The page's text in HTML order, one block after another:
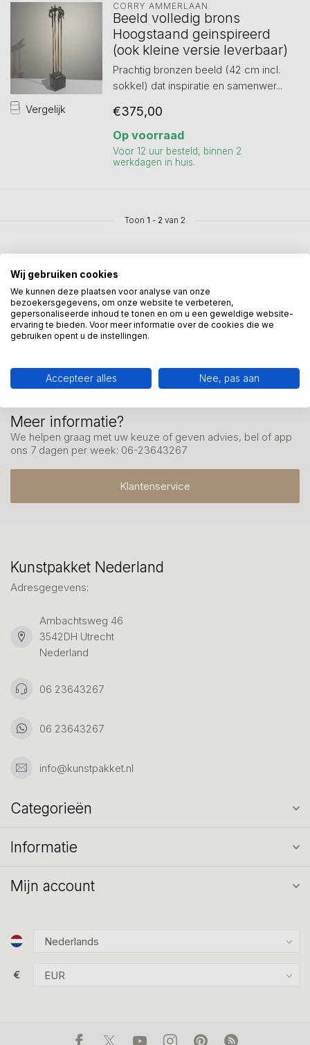
Vergelijk
CORRY AMMERLAAN
Beeld volledig brons
Hoogstaand geinspireerd
(ook kleine versie leverbaar)
Prachtig bronzen beeld (42 cm incl.
sokkel) dat inspiratie en samenwer...
€375,00
Op voorraad
Voor 12 uur besteld, binnen 2
werkdagen in huis.
Toon 1 - 2 van 2
Meer informatie?
We helpen graag met uw keuze of geven advies, bel of app
ons 7 dagen per week: 06-23643267
Klantenservice
Mis onze nieuwsbrief niet
Schrijf je in en ontvang onze nieuwe aanbiedingen
Kunstpakket Nederland
Adresgegevens:
Ambachtsweg 46
3542DH Utrecht
Nederland
06 23643267
06 23643267
info@kunstpakket.nl
Categorieën
Informatie
Mijn account
€
Wij gebruiken cookies
We kunnen deze plaatsen voor analyse van onze
bezoekersgegevens, om onze website te verbeteren,
gepersonaliseerde inhoud te tonen en om u een geweldige website-
ervaring te bieden. Voor meer informatie over de cookies die we
gebruiken opent u de instellingen.
Accepteer alles Nee, pas aan